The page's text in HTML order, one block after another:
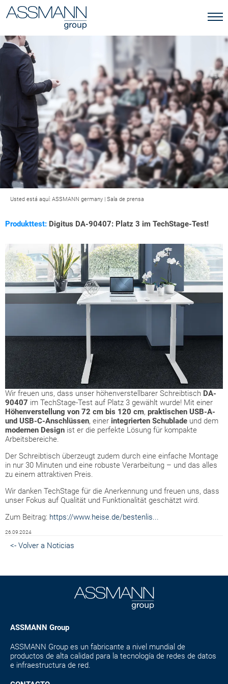
Usted está aquí: ASSMANN germany | Sala de prensa
Produkttest: Digitus DA-90407: Platz 3 im TechStage-Test!
Wir freuen uns, dass unser höhenverstellbarer Schreibtisch DA-
90407 im TechStage-Test auf Platz 3 gewählt wurde! Mit einer
Höhenverstellung von 72 cm bis 120 cm, praktischen USB-A-
und USB-C-Anschlüssen, einer integrierten Schublade und dem
modernen Design ist er die perfekte Lösung für kompakte
Arbeitsbereiche.
Der Schreibtisch überzeugt zudem durch eine einfache Montage
in nur 30 Minuten und eine robuste Verarbeitung – und das alles
zu einem attraktiven Preis.
Wir danken TechStage für die Anerkennung und freuen uns, dass
unser Fokus auf Qualität und Funktionalität geschätzt wird.
Zum Beitrag: https://www.heise.de/bestenlis...
26.09.2024
<- Volver a Noticias
ASSMANN Group
ASSMANN Group es un fabricante a nivel mundial de
productos de alta calidad para la tecnología de redes de datos
e infraestructura de red.